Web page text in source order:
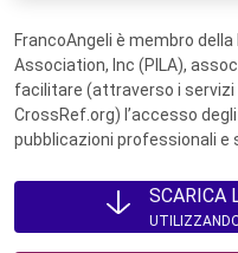
FrancoAngeli è membro
Association, Inc (PILA),
facilitare (attraverso i
CrossRef.org) l’accesso
pubblicazioni professionali e
SCARICA